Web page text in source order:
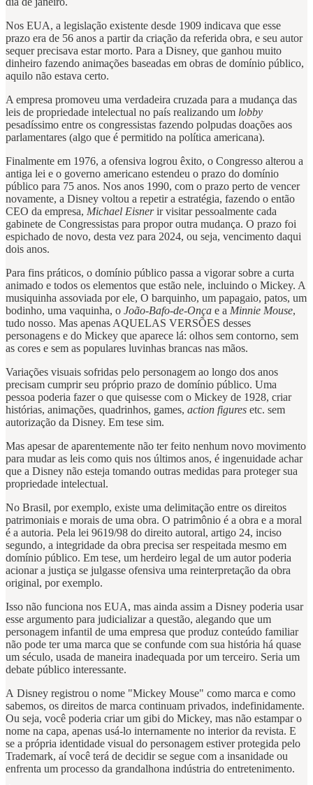
Nos EUA, a legislação existente desde 1909 indicava que esse
prazo era de 56 anos a partir da criação da referida obra, e seu autor
sequer precisava estar morto. Para a Disney, que ganhou muito
dinheiro fazendo animações baseadas em obras de domínio público,
aquilo não estava certo.
A empresa promoveu uma verdadeira cruzada para a mudança das
leis de propriedade intelectual no país realizando um lobby
pesadíssimo entre os congressistas fazendo polpudas doações aos
parlamentares (algo que é permitido na política americana).
Finalmente em 1976, a ofensiva logrou êxito, o Congresso alterou a
antiga lei e o governo americano estendeu o prazo do domínio
público para 75 anos. Nos anos 1990, com o prazo perto de vencer
novamente, a Disney voltou a repetir a estratégia, fazendo o então
CEO da empresa, Michael Eisnerir visitar pessoalmente cada
gabinete de Congressistas para propor outra mudança. O prazo foi
espichado de novo, desta vez para 2024, ou seja, vencimento daqui
dois anos.
Para fins práticos, o domínio público passa a vigorar sobre a curta
animado e todos os elementos que estão nele, incluindo o Mickey. A
musiquinha assoviada por ele, O barquinho, um papagaio, patos, um
bodinho, uma vaquinha, o João-Bafo-de-Onça e a Minnie Mouse,
tudo nosso. Mas apenas AQUELAS VERSÕES desses
personagens e do Mickey que aparece lá: olhos sem contorno, sem
as cores e sem as populares luvinhas brancas nas mãos.
Variações visuais sofridas pelo personagem ao longo dos anos
precisam cumprir seu próprio prazo de domínio público. Uma
pessoa poderia fazer o que quisesse com o Mickey de 1928, criar
histórias, animações, quadrinhos, games, action figures etc. sem
autorização da Disney. Em tese sim.
Mas apesar de aparentemente não ter feito nenhum novo movimento
para mudar as leis como quis nos últimos anos, é ingenuidade achar
que a Disney não esteja tomando outras medidas para proteger sua
propriedade intelectual.
No Brasil, por exemplo, existe uma delimitação entre os direitos
patrimoniais e morais de uma obra. O patrimônio é a obra e a moral
é a autoria. Pela lei 9619/98 do direito autoral, artigo 24, inciso
segundo, a integridade da obra precisa ser respeitada mesmo em
domínio público. Em tese, um herdeiro legal de um autor poderia
acionar a justiça se julgasse ofensiva uma reinterpretação da obra
original, por exemplo.
Isso não funciona nos EUA, mas ainda assim a Disney poderia usar
esse argumento para judicializar a questão, alegando que um
personagem infantil de uma empresa que produz conteúdo familiar
não pode ter uma marca que se confunde com sua história há quase
um século, usada de maneira inadequada por um terceiro. Seria um
debate público interessante.
A Disney registrou o nome "Mickey Mouse" como marca e como
sabemos, os direitos de marca continuam privados, indefinidamente.
Ou seja, você poderia criar um gibi do Mickey, mas não estampar o
nome na capa, apenas usá-lo internamente no interior da revista. E
se a própria identidade visual do personagem estiver protegida pelo
Trademark, aí você terá de decidir se segue com a insanidade ou
enfrenta um processo da grandalhona indústria do entretenimento.